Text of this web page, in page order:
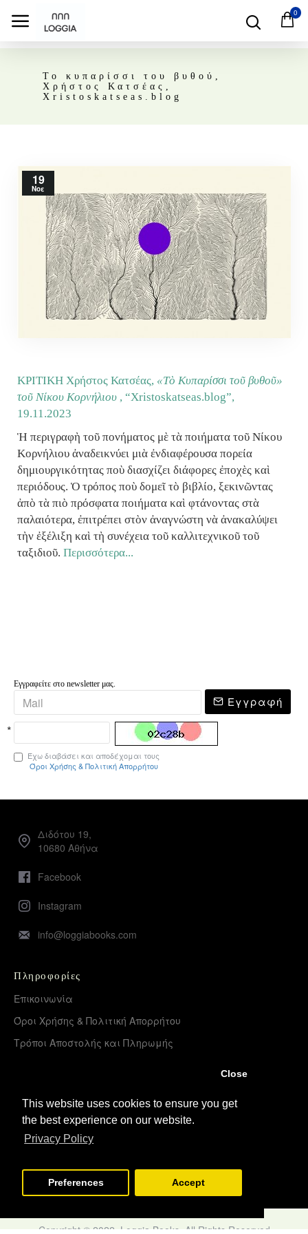
This website uses cookies to ensure you get
the best experience on our website.
Privacy Policy
Close
Preferences Accept
0
Το κυπαρίσσι του βυθού,
Χρήστος Κατσέας,
Χristoskatseas.blog
19
Νοε
ΚΡΙΤΙΚΗ Χρήστος Κατσέας, «Τὸ Κυπαρίσσι τοῦ βυθοῦ»
τοῦ Νίκου Κορνήλιου , “Χristoskatseas.blog”,
19.11.2023
Ἡ περιγραφὴ τοῦ πονήματος μὲ τὰ ποιήματα τοῦ Νίκου
Κορνήλιου ἀναδεικνύει μιὰ ἐνδιαφέρουσα πορεία
δημιουργικότητας ποὺ διασχίζει διάφορες ἐποχὲς καὶ
περιόδους. Ὁ τρόπος ποὺ δομεῖ τὸ βιβλίο, ξεκινῶντας
ἀπὸ τὰ πιὸ πρόσφατα ποιήματα καὶ φτάνοντας στὰ
παλαιότερα, ἐπιτρέπει στὸν ἀναγνώστη νὰ ἀνακαλύψει
τὴν ἐξέλιξη καὶ τὴ συνέχεια τοῦ καλλιτεχνικοῦ τοῦ
ταξιδιοῦ. Περισσότερα...
Εγγραφείτε στο newsletter μας.
Εγγραφή
Έχω διαβάσει και αποδέχομαι τους
Όροι Χρήσης & Πολιτική Απορρήτου
Διδότου 19,
10680 Αθήνα
Facebook
Instagram
info@loggiabooks.com
Πληροφορίες
Επικοινωνία
Όροι Χρήσης & Πολιτική Απορρήτου
Τρόποι Αποστολής και Πληρωμής
Λογαριασμός
Εγγραφή
Copyright © 2022, Loggia Books, All Rights Reserved